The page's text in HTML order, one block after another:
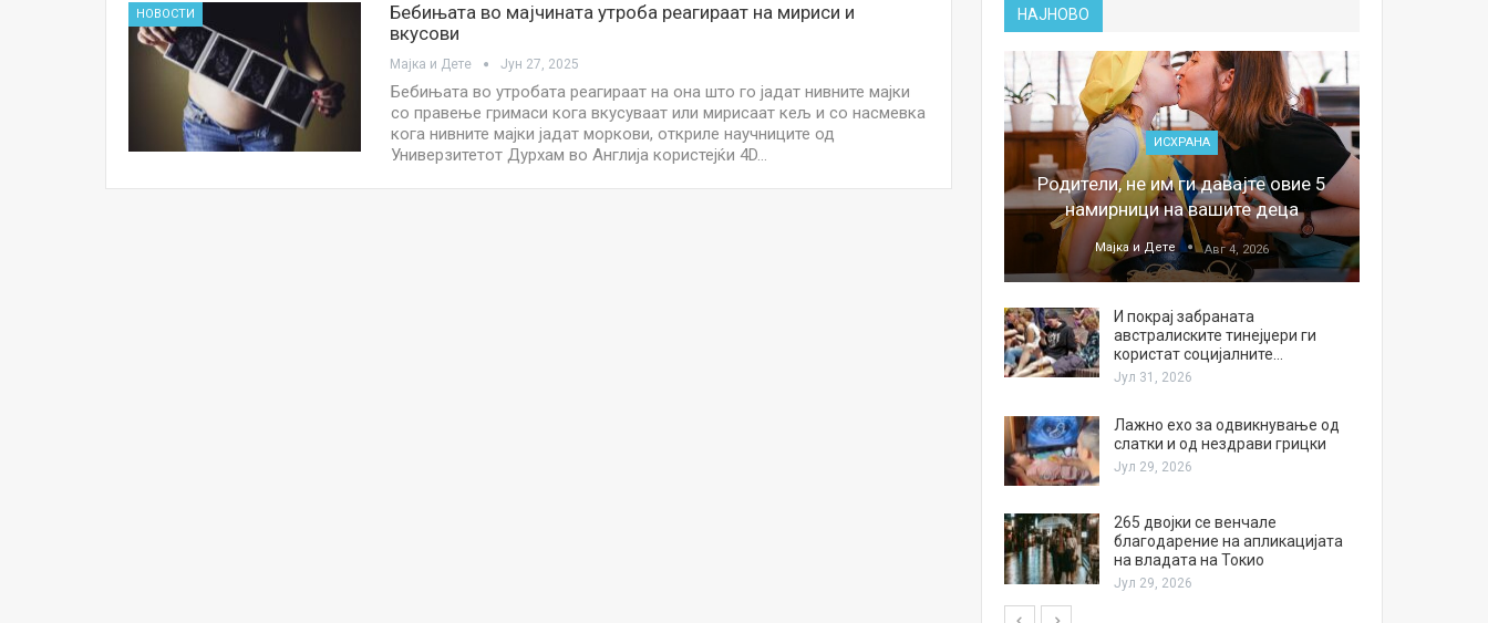
НОВОСТИ
Бебињата во мајчината утроба реагираат на мириси и
вкусови
Мајка и Дете Јун 27, 2025
Бебињата во утробата реагираат на она што го јадат нивните мајки
со правење гримаси кога вкусуваат или мирисаат кељ и со насмевка
кога нивните мајки јадат моркови, откриле научниците од
Универзитетот Дурхам во Англија користејќи 4D…
НАЈНОВО
НОВОСТИ
Малолетниците ќе бидат офлајн до
15-тата година: Франција воведе
ИСХРАНА
Родители, не им ги давајте овие 5
намирници на вашите деца
Мајка и Дете Авг 4, 2026
И покрај забраната
австралиските тинејџери ги
користат социјалните…
Јул 31, 2026
Лажно ехо за одвикнување од
слатки и од нездрави грицки
Јул 29, 2026
265 двојки се венчале
благодарение на апликацијата
на владата на Токио
Јул 29, 2026